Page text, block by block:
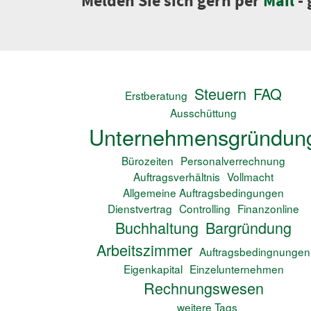
Erstberatung Steuern FAQ
Ausschüttung
Bürozeiten Personalverrechnung
Auftragsverhältnis Vollmacht
Allgemeine Auftragsbedingungen
Dienstvertrag Controlling Finanzonline
Buchhaltung Bargründung
Arbeitszimmer Auftragsbedingnungen
Eigenkapital Einzelunternehmen
Rechnungswesen
weitere Tags